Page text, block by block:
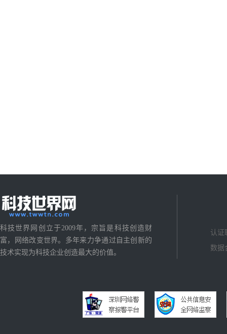
科技世界网创立于2009年，宗旨是科技创造财
富，网络改变世界。多年来力争通过自主创新的
技术实现为科技企业创造最大的价值。
认证
数据